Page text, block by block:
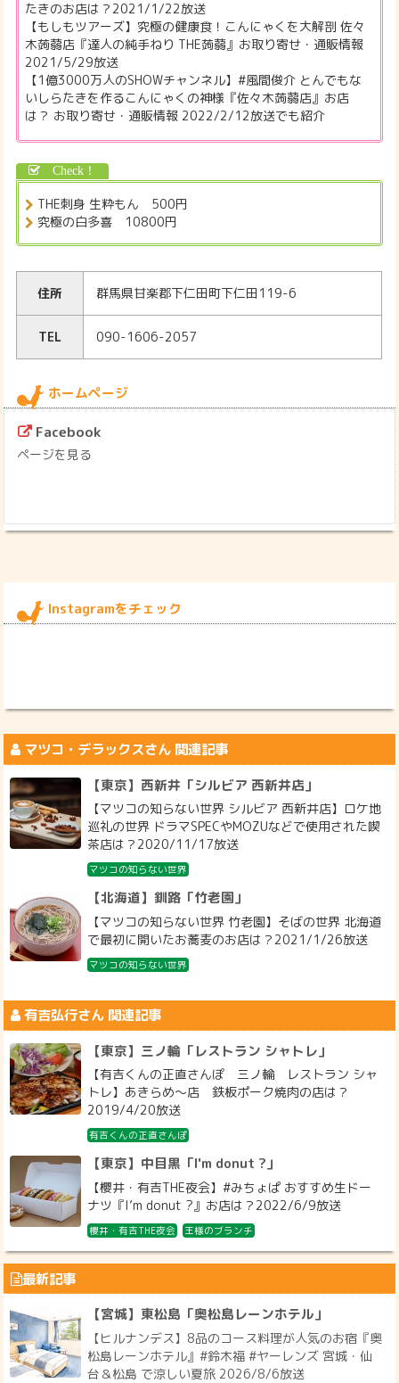
たきのお店は？2021/1/22放送
【もしもツアーズ】究極の健康食！こんにゃくを大解剖 佐々
木蒟蒻店『達人の純手ねり THE蒟蒻』お取り寄せ・通販情報
2021/5/29放送
【1億3000万人のSHOWチャンネル】#風間俊介 とんでもな
いしらたきを作るこんにゃくの神様『佐々木蒟蒻店』お店
は？ お取り寄せ・通販情報 2022/2/12放送でも紹介
THE刺身 生粋もん 500円
究極の白多喜 10800円
住所 群馬県甘楽郡下仁田町下仁田119-6
TEL 090-1606-2057
ホームページ
Facebook
ページを見る
Instagramをチェック
マツコ・デラックスさん 関連記事
【東京】西新井「シルビア 西新井店」
【マツコの知らない世界 シルビア 西新井店】ロケ地
巡礼の世界 ドラマSPECやMOZUなどで使用された喫
茶店は？2020/11/17放送
マツコの知らない世界
【北海道】釧路「竹老園」
【マツコの知らない世界 竹老園】そばの世界 北海道
で最初に開いたお蕎麦のお店は？2021/1/26放送
マツコの知らない世界
有吉弘行さん 関連記事
【東京】三ノ輪「レストラン シャトレ」
【有吉くんの正直さんぽ 三ノ輪 レストラン シャ
トレ】あきらめ〜店 鉄板ポーク焼肉の店は？
2019/4/20放送
有吉くんの正直さんぽ
【東京】中目黒「I'm donut ?」
【櫻井・有吉THE夜会】#みちょぱ おすすめ生ドー
ナツ『I’m donut ?』お店は？2022/6/9放送
櫻井・有吉THE夜会 王様のブランチ
最新記事
【宮城】東松島「奥松島レーンホテル」
【ヒルナンデス】8品のコース料理が人気のお宿『奥
松島レーンホテル』#鈴木福 #ヤーレンズ 宮城・仙
台＆松島 で涼しい夏旅 2026/8/6放送